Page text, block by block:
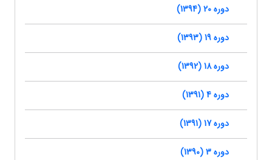
دوره 20 (1394)
دوره 19 (1393)
دوره 18 (1392)
دوره 4 (1391)
دوره 17 (1391)
دوره 3 (1390)